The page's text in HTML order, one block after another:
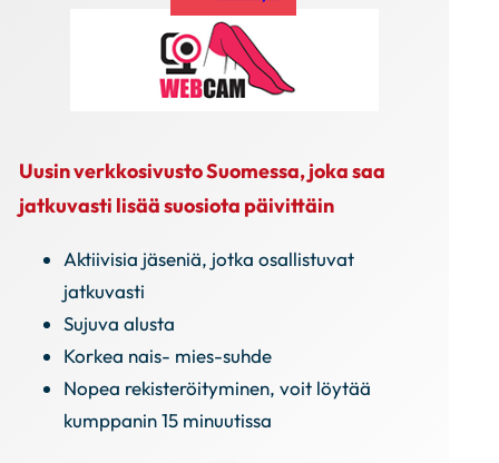
Uusin verkkosivusto Suomessa, joka saa
jatkuvasti lisää suosiota päivittäin
Aktiivisia jäseniä, jotka osallistuvat
jatkuvasti
Sujuva alusta
Korkea nais- mies-suhde
Nopea rekisteröityminen, voit löytää
kumppanin 15 minuutissa